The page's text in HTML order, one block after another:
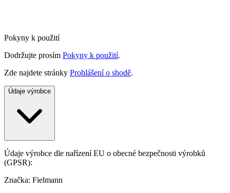
Pokyny k použití
Dodržujte prosím Pokyny k použití.
Zde najdete stránky Prohlášení o shodě.
Údaje výrobce
Údaje výrobce dle nařízení EU o obecné bezpečnosti výrobků
(GPSR):
Značka: Fielmann